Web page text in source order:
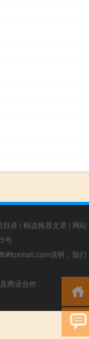
目录 | 精选推荐文章 | 网站
号
说明，我们
商业合作